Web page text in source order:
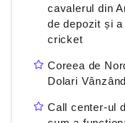
cavalerul din
de depozit și
cricket
Coreea de
Dolari
Call center-ul